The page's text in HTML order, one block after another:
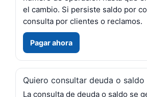
el cambio. Si persiste saldo por
consulta por clientes o reclamos.
Pagar ahora
Quiero consultar deuda o saldo
La consulta de deuda o saldo se